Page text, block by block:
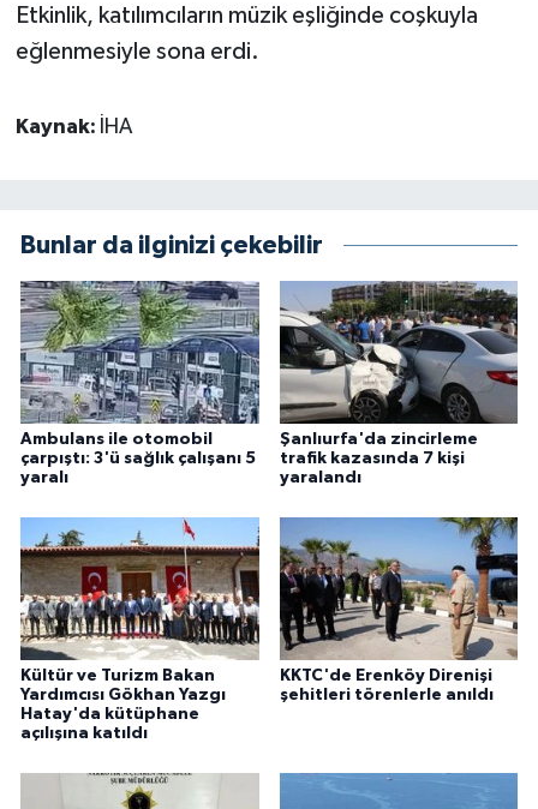
Etkinlik, katılımcıların müzik eşliğinde coşkuyla
eğlenmesiyle sona erdi.
Kaynak: İHA
Bunlar da ilginizi çekebilir
Ambulans ile otomobil
çarpıştı: 3'ü sağlık çalışanı 5
yaralı
Şanlıurfa'da zincirleme
trafik kazasında 7 kişi
yaralandı
Kültür ve Turizm Bakan
Yardımcısı Gökhan Yazgı
Hatay'da kütüphane
açılışına katıldı
KKTC'de Erenköy Direnişi
şehitleri törenlerle anıldı